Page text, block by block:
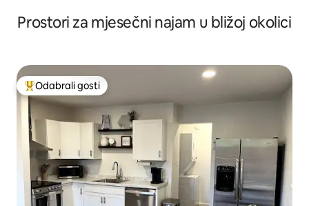
Prostori za mjesečni najam u bližoj okolici
Među najviše rangiranima s oznakom „Odabrali gosti”
Odabrali gosti